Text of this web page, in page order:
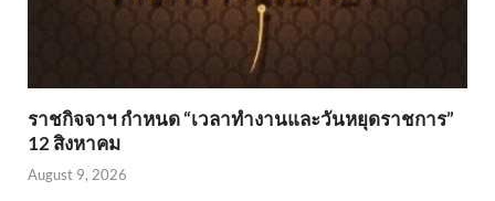
ราชกิจจาฯ กำหนด “เวลาทำงานและวันหยุดราชการ”
12 สิงหาคม
August 9, 2026